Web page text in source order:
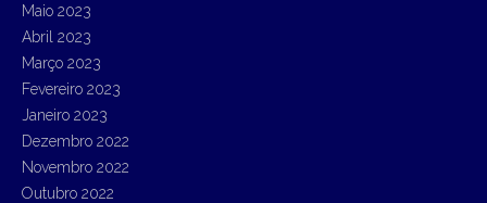
Maio 2023
Abril 2023
Março 2023
Fevereiro 2023
Janeiro 2023
Dezembro 2022
Novembro 2022
Outubro 2022